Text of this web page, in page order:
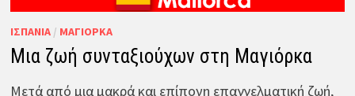
ΙΣΠΑΝΊΑ/ ΜΑΓΙΌΡΚΑ
Μια ζωή συνταξιούχων στη Μαγιόρκα
Μετά από μια μακρά και επίπονη επαγγελματική ζωή,